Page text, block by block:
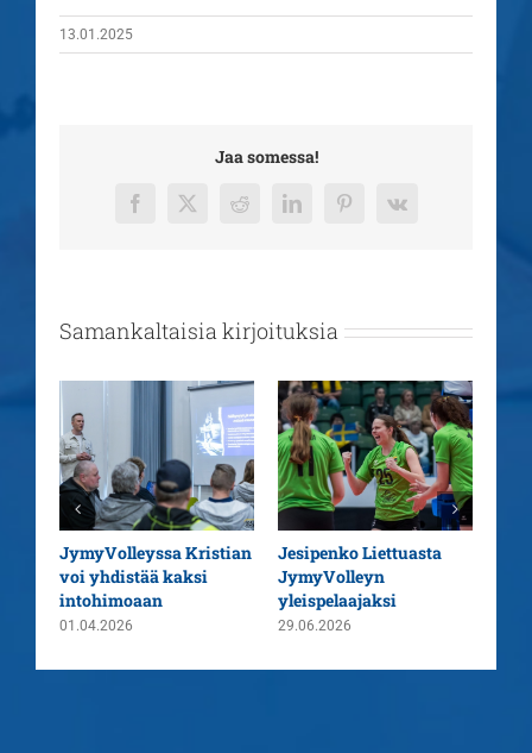
13.01.2025
Jaa somessa!
Facebook
X RedditLinkedInPinterest
Vk
Samankaltaisia kirjoituksia
JymyVolleyssa Kristian
voi yhdistää kaksi
intohimoaan
01.04.2026
Jesipenko Liettuasta
JymyVolleyn
yleispelaajaksi
29.06.2026